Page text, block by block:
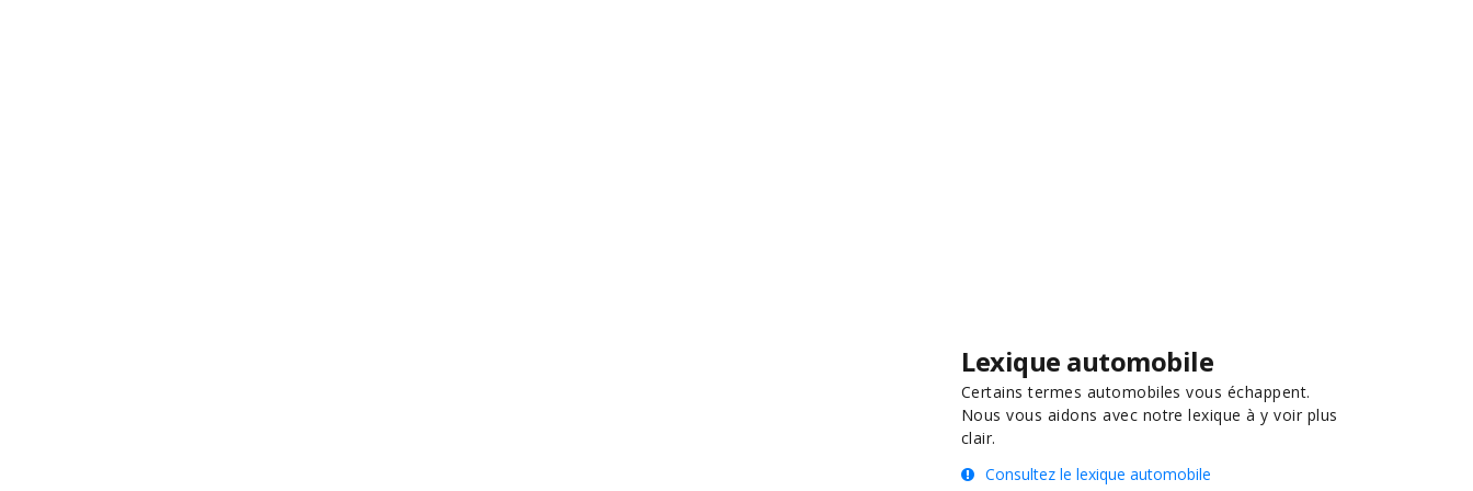
Lexique automobile
Certains termes automobiles vous échappent.
Nous vous aidons avec notre lexique à y voir plus
clair.
Consultez le lexique automobile